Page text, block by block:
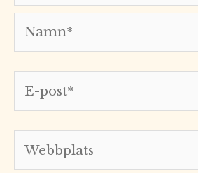
post*